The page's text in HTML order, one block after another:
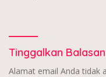
Tinggalkan Balasan
Alamat email Anda tidak